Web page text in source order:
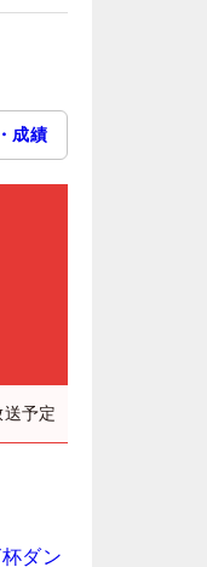
成績
予定
ダン